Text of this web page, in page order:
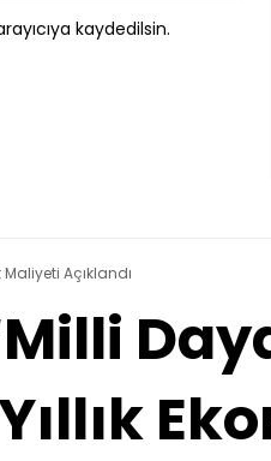
kaydedilsin.
Açıklandı